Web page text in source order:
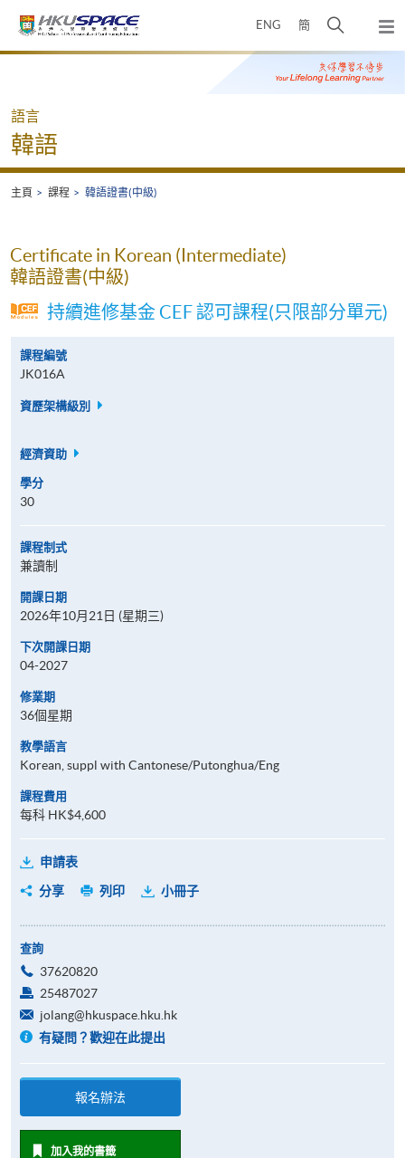
ENG 簡
開
搜
尋
彈
出
主
Main
語言
韓語
主頁 課程 韓語證書(中級)
Certificate in Korean (Intermediate)
韓語證書(中級)
持續進修基金 CEF 認可課程(只限部分單元)
課程編號
JK016A
資歷架構級別
經濟資助
學分
30
課程制式
兼讀制
開課日期
2026年10月21日 (星期三)
下次開課日期
04-2027
修業期
36個星期
教學語言
Korean, suppl with Cantonese/Putonghua/Eng
課程費用
每科 HK$4,600
申請表
分享
列印 小冊子
查詢
37620820
25487027
jolang@hkuspace.hku.hk
有疑問？歡迎在此提出
報名辦法
加入我的書籤